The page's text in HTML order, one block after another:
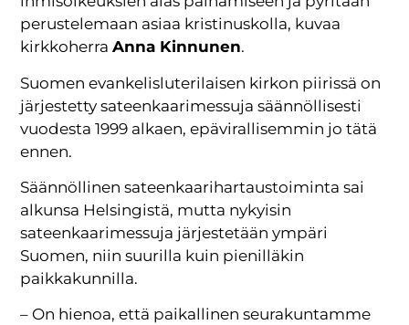
perustelemaan asiaa kristinuskolla, kuvaa
kirkkoherraAnna Kinnunen.
Suomen evankelisluterilaisen kirkon piirissä on
järjestetty sateenkaarimessuja säännöllisesti
vuodesta 1999 alkaen, epävirallisemmin jo tätä
ennen.
Säännöllinen sateenkaarihartaustoiminta sai
alkunsa Helsingistä, mutta nykyisin
sateenkaarimessuja järjestetään ympäri
Suomen, niin suurilla kuin pienilläkin
paikkakunnilla.
– On hienoa, että paikallinen seurakuntamme